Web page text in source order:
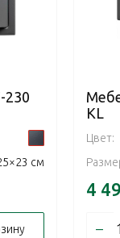
230
см
KL
Цвет:
4
–